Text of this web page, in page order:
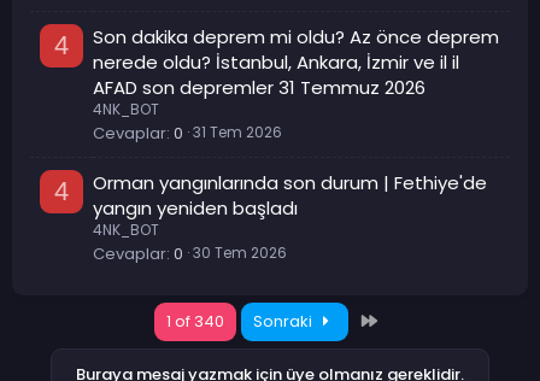
4
Son dakika deprem mi oldu? Az önce deprem
nerede oldu? İstanbul, Ankara, İzmir ve il il
AFAD son depremler 31 Temmuz 2026
4NK_BOT
Cevaplar 0 31 Tem 2026
4
Orman yangınlarında son durum | Fethiye'de
yangın yeniden başladı
4NK_BOT
Cevaplar 0 30 Tem 2026
1 of 340 Sonraki
Buraya mesaj yazmak için üye olmanız gereklidir.